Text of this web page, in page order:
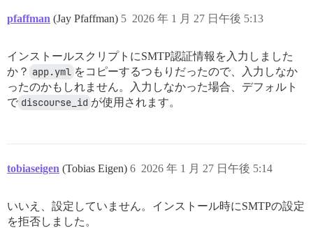
pfaffman (Jay Pfaffman) 2026 年 1 月 27 日午後 5:13
5
インストールスクリプトにSMTP認証情報を入力しました
か？ app.yml をコピーするつもりだったので、入力しなか
ったのかもしれません。入力しなかった場合、デフォルト
で discourse_id が使用されます。
tobiaseigen (Tobias Eigen) 2026 年 1 月 27 日午後 5:14
6
いいえ、設定していません。インストール時にSMTPの設定
を拒否しました。